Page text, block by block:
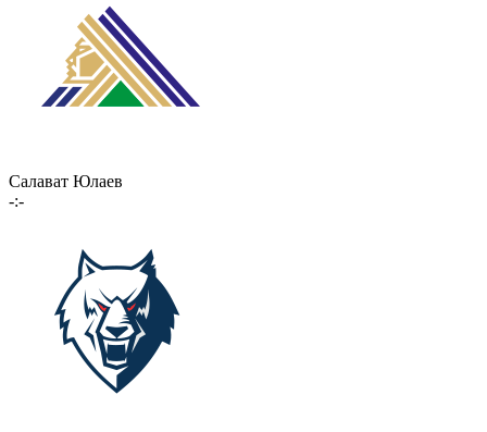
Салават Юлаев
-:-